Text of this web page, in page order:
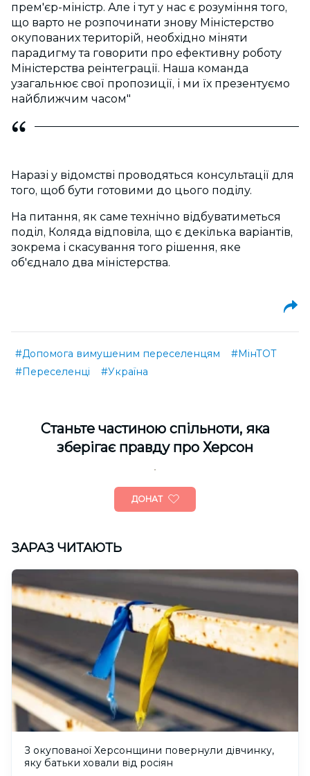
прем'єр-міністр. Але і тут у нас є розуміння того,
що варто не розпочинати знову Міністерство
окупованих територій, необхідно міняти
парадигму та говорити про ефективну роботу
Міністерства реінтеграції. Наша команда
узагальнює свої пропозиції, і ми їх презентуємо
найближчим часом"
Наразі у відомстві проводяться консультації для
того, щоб бути готовими до цього поділу.
На питання, як саме технічно відбуватиметься
поділ, Коляда відповіла, що є декілька варіантів,
зокрема і скасування того рішення, яке
об'єднало два міністерства.
#Допомога вимушеним переселенцям
#МінТОТ
#Переселенці
#Україна
Cтаньте частиною спільноти, яка
зберігає правду про Херсон
ДОНАТ
ЗАРАЗ ЧИТАЮТЬ
З окупованої Херсонщини повернули дівчинку,
яку батьки ховали від росіян